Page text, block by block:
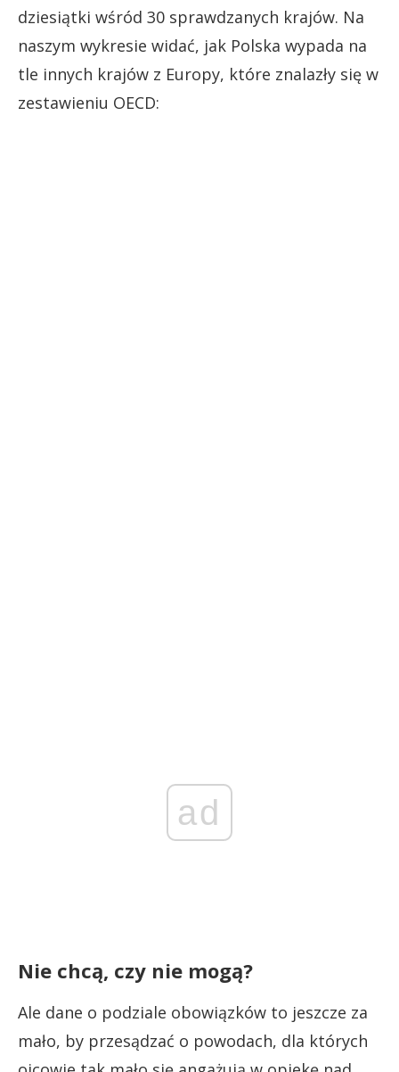
dziesiątki wśród 30 sprawdzanych krajów. Na
naszym wykresie widać, jak Polska wypada na
tle innych krajów z Europy, które znalazły się w
zestawieniu OECD:
ad
Nie chcą, czy nie mogą?
Ale dane o podziale obowiązków to jeszcze za
mało, by przesądzać o powodach, dla których